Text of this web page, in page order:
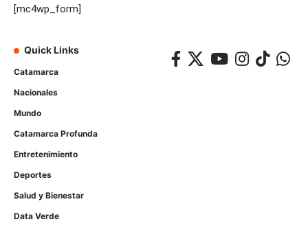
[mc4wp_form]
Quick Links
Catamarca
Nacionales
Mundo
Catamarca Profunda
Entretenimiento
Deportes
Salud y Bienestar
Data Verde